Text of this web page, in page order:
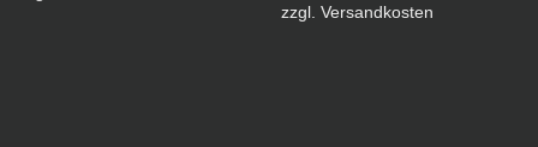
zzgl. Versandkosten